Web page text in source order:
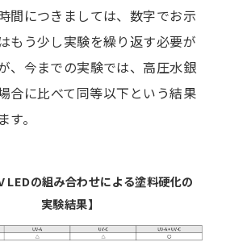
間につきましては、数字でお示
もう少し実験を繰り返す必要が
、今までの実験では、高圧水銀
合に比べて同等以下という結果
す。
LEDの組み合わせによる塗料硬化の
実験結果】